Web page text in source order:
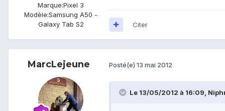
Marque:Pixel 3
Modèle:Samsung A50 -
Galaxy Tab S2
Citer
MarcLejeune Posté(e) 13 mai 2012
Le 13/05/2012 à 16:09,